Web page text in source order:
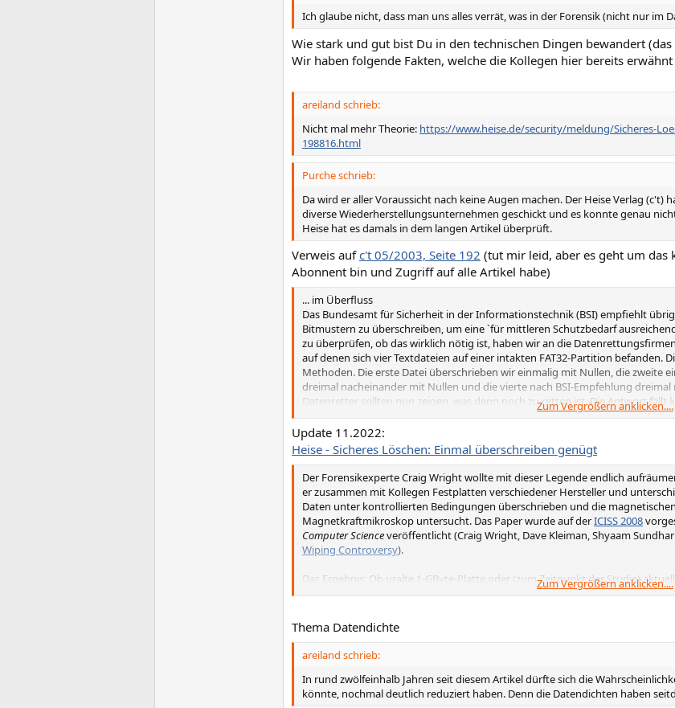
Ich glaube nicht, dass man uns alles verrät, was in der Forensik (nicht nur im
Wie stark und gut bist Du in den technischen Dingen bewandert
Wir haben folgende Fakten, welche die Kollegen hier bereits
areiland schrieb:
Nicht mal mehr Theorie: https://www.heise.de/security/meldung/Sicheres-
198816.html
Purche schrieb:
Da wird er aller Voraussicht nach keine Augen machen. Der Heise Verlag
diverse Wiederherstellungsunternehmen geschickt und es konnte genau
Heise hat es damals in dem langen Artikel überprüft.
Verweis aufc't 05/2003, Seite 192 (tut mir leid, aber es geht um das
Abonnent bin und Zugriff auf alle Artikel habe)
... im Überfluss
Das Bundesamt für Sicherheit in der Informationstechnik (BSI) empfiehlt
Bitmustern zu überschreiben, um eine `für mittleren Schutzbedarf
zu überprüfen, ob das wirklich nötig ist, haben wir an die
auf denen sich vier Textdateien auf einer intakten FAT32-Partition befanden.
Methoden. Die erste Datei überschrieben wir einmalig mit Nullen, die zweite
dreimal nacheinander mit Nullen und die vierte nach BSI-Empfehlung
Datenretter sollten nun zeigen, was denn noch zu retten ist. Die Antwort fällt
Selbst professionelle Datenrettungsunternehmen sind also hilflos, wenn
Zum Vergrößern anklicken....
Update 11.2022:
Heise - Sicheres Löschen: Einmal überschreiben genügt
Der Forensikexperte Craig Wright wollte mit dieser Legende endlich
er zusammen mit Kollegen Festplatten verschiedener Hersteller und
Daten unter kontrollierten Bedingungen überschrieben und die
Magnetkraftmikroskop untersucht. Das Paper wurde auf derICISS 2008
Computer Scienceveröffentlicht (Craig Wright, Dave Kleiman, Shyaam Sundhar
Wiping Controversy).
Das Ergebnis: Ob uralte 1-GByte-Platte oder (zum Zeitpunkt der Studie)
der Daten ist die Wahrscheinlichkeit, noch etwas rekonstruieren zu können,
Prozent Wahrscheinlichkeit korrekt rekonstruieren. Für ein Byte müsste man
noch mit 0,97 Prozent Wahrscheinlichkeit klappt. Tja, und bei größeren
Zum Vergrößern anklicken....
Thema Datendichte
areiland schrieb:
In rund zwölfeinhalb Jahren seit diesem Artikel dürfte sich die
könnte, nochmal deutlich reduziert haben. Denn die Datendichten haben